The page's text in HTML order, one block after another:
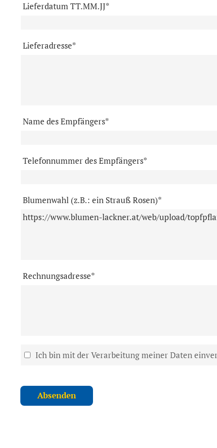
Lieferdatum TT.MM.JJ*
Lieferadresse*
Name des Empfängers*
Telefonnummer des Empfängers*
Blumenwahl (z.B.: ein Strauß Rosen)*
Rechnungsadresse*
Ich bin mit der Verarbeitung meiner Daten
Absenden